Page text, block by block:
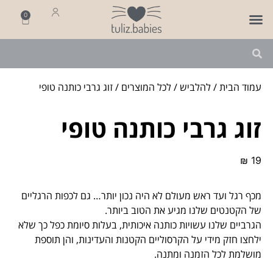
0
עמוד הבית/להלביש/לכל המוצרים / זוג גרבי כותנה טופי
זוג גרבי כותנה טופי
₪ 19
מכף רגל ועד ראש מעולם לא היה נכון יותר… גם לכפות הרגליים
של הקטנטים שלנו מגיע את הטוב ביותר.
הגרביים שלנו עשויות כותנה איכותית, בעלות סיומת כפל כך שלא
ילחצו חזק מידי על הקרסוליים הקטנות והעדינות, והן תוספת
מושלמת לכל הזמנה ומתנה.